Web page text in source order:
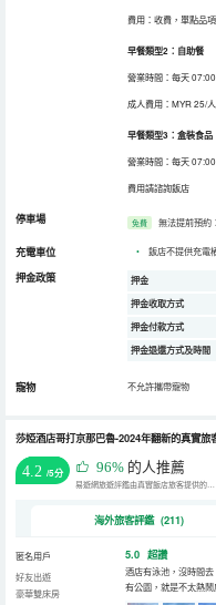
費用：收費，單點品
早餐類型2：自助餐
營業時間：每天
成人費用：MYR 25/人
早餐類型3：盒裝食品
營業時間：每天
費用請諮詢飯店
停車場 免費 無法提前預約
充電車位 • 飯店不提供充電
押金政策 押金
押金收取方式
押金付款方式
押金退還方式及時間
寵物 不允許攜帶寵物
莎婭酒店哥打京那巴魯-2024年翻新的真實旅
4.2 /5分 96% 的人推薦
易遊網旅遊評鑑由真實飯店旅客提供的評鑑。
海外旅客評鑑 (211)
匿名用戶
好友出遊
豪華雙床房
5.0 超讚
酒店有泳池，沒時間
有公園，就是不太熱